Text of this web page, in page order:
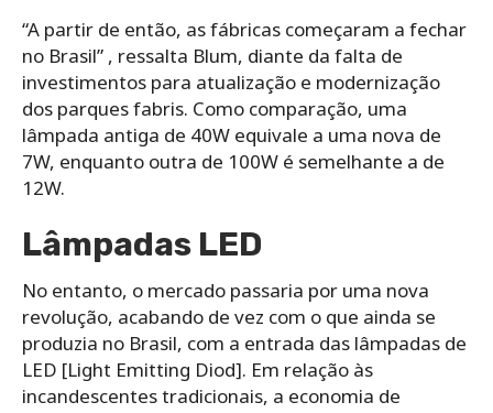
“A partir de então, as fábricas começaram a fechar
no Brasil” , ressalta Blum, diante da falta de
investimentos para atualização e modernização
dos parques fabris. Como comparação, uma
lâmpada antiga de 40W equivale a uma nova de
7W, enquanto outra de 100W é semelhante a de
12W.
Lâmpadas LED
No entanto, o mercado passaria por uma nova
revolução, acabando de vez com o que ainda se
produzia no Brasil, com a entrada das lâmpadas de
LED [Light Emitting Diod]. Em relação às
incandescentes tradicionais, a economia de